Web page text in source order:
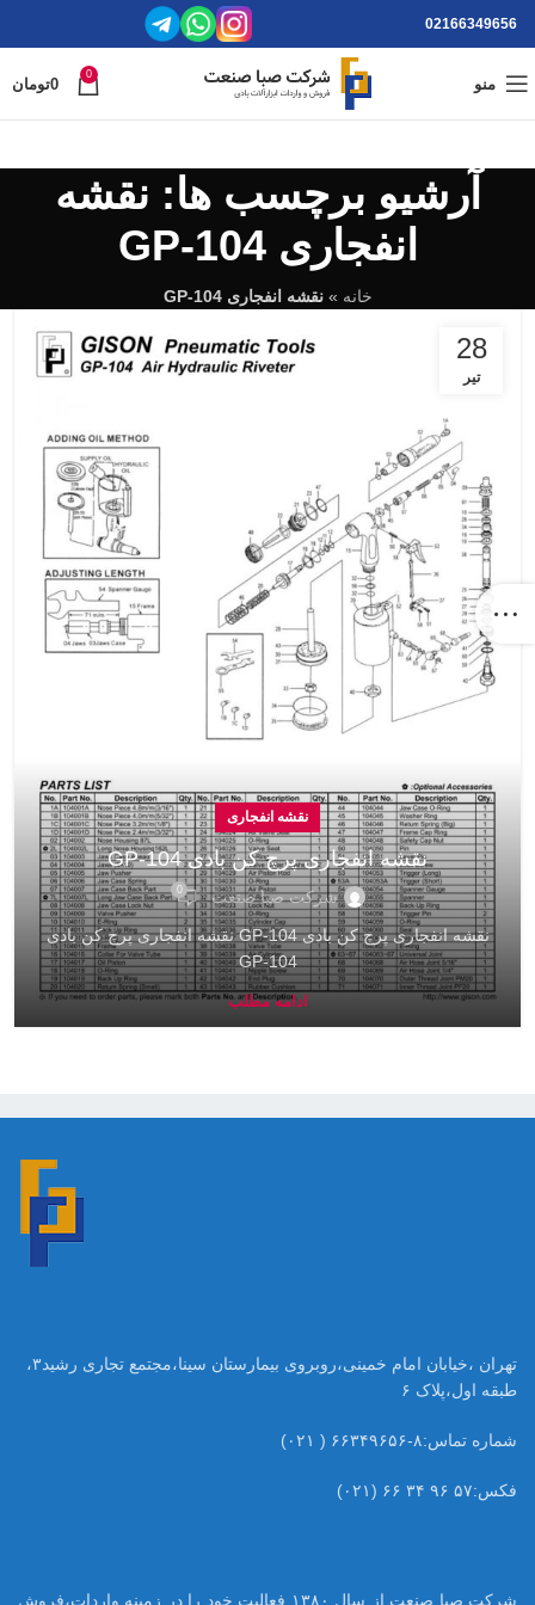
02166349656
منو
0
0تومان
آرشیو برچسب ها: نقشه
انفجاری GP-104
خانه »نقشه انفجاری GP-104
28
تیر
نقشه انفجاری
نقشه انفجاری پرچ کن بادی GP-104
شرکت صبا صنعت 0
نقشه انفجاری پرچ کن بادی GP-104 نقشه انفجاری پرچ کن بادی
GP-104
ادامه مطلب
تهران ،خیابان امام خمینی،روبروی بیمارستان سینا،مجتمع تجاری رشید۳،
طبقه اول،پلاک ۶
شماره تماس:۸-۶۶۳۴۹۶۵۶ ( ۰۲۱)
فکس:۵۷ ۹۶ ۳۴ ۶۶ (۰۲۱)
شرکت صبا صنعت از سال ۱۳۸۰ فعالیت خود را در زمینه واردات،فروش